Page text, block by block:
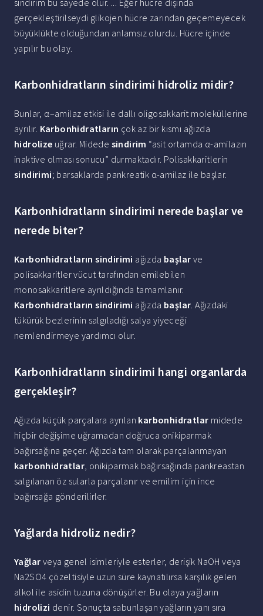
sindirim bu sayede olur. ... Eğer hücre dışında
gerçekleştirilseydi glikojen hücre zarından geçemeyecek
büyüklükte olduğundan anlamsız olurdu. Hücre içinde
yapılır bu olay.
Karbonhidratların sindirimi hidroliz midir?
Bunlar, α–amilaz etkisi ile dallı oligosakkarit moleküllerine
ayrılır. Karbonhidratların çok az bir kısmı ağızda
hidrolize uğrar. Midede sindirim “asit ortamda α-amilazın
inaktive olması sonucu” durmaktadır. Polisakkaritlerin
sindirimi; barsaklarda pankreatik α-amilaz ile başlar.
Karbonhidratların sindirimi nerede başlar ve
nerede biter?
Karbonhidratların sindirimi ağızda başlar ve
polisakkaritler vücut tarafından emilebilen
monosakkaritlere ayrıldığında tamamlanır.
Karbonhidratların sindirimi ağızda başlar. Ağızdaki
tükürük bezlerinin salgıladığı salya yiyeceği
nemlendirmeye yardımcı olur.
Karbonhidratların sindirimi hangi organlarda
gerçekleşir?
Ağızda küçük parçalara ayrılan karbonhidratlar midede
hiçbir değişime uğramadan doğruca onikiparmak
bağırsağına geçer. Ağızda tam olarak parçalanmayan
karbonhidratlar, onikiparmak bağırsağında pankreastan
salgılanan öz sularla parçalanır ve emilim için ince
bağırsağa gönderilirler.
Yağlarda hidroliz nedir?
Yağlar veya genel isimleriyle esterler, derişik NaOH veya
Na2SO4 çözeltisiyle uzun süre kaynatılırsa karşılık gelen
alkol ile asidin tuzuna dönüşürler. Bu olaya yağların
hidrolizi denir. Sonuçta sabunlaşan yağların yanı sıra